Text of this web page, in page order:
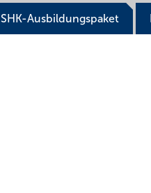
SHK-Ausbildungspaket